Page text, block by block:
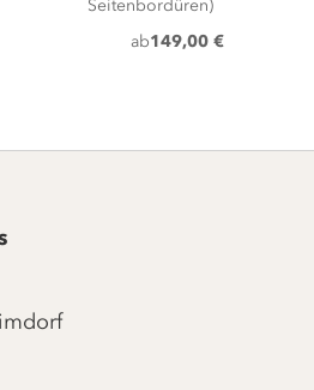
Seitenbordüren)
ab149,00 €